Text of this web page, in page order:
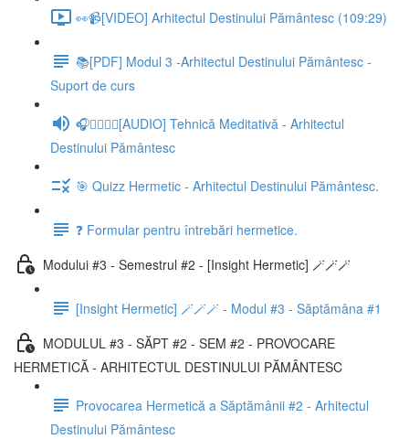
👀📹[VIDEO] Arhitectul Destinului Pământesc (109:29)
📚[PDF] Modul 3 -Arhitectul Destinului Pământesc -
Suport de curs
🎧🧘‍♂️🧘‍♀️[AUDIO] Tehnică Meditativă - Arhitectul
Destinului Pământesc
🎯 Quizz Hermetic - Arhitectul Destinului Pământesc.
❓ Formular pentru întrebări hermetice.
Modului #3 - Semestrul #2 - [Insight Hermetic] 🪄🪄🪄
[Insight Hermetic] 🪄🪄🪄 - Modul #3 - Săptămâna #1
MODULUL #3 - SĂPT #2 - SEM #2 - PROVOCARE
HERMETICĂ - ARHITECTUL DESTINULUI PĂMÂNTESC
Provocarea Hermetică a Săptămânii #2 - Arhitectul
Destinului Pământesc